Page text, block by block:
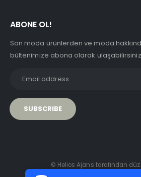
7/24 Canlı Destek
ABONE OL!
Son moda ürünlerden ve moda
bültenimize abona olarak
© Helios Ajans tarafından